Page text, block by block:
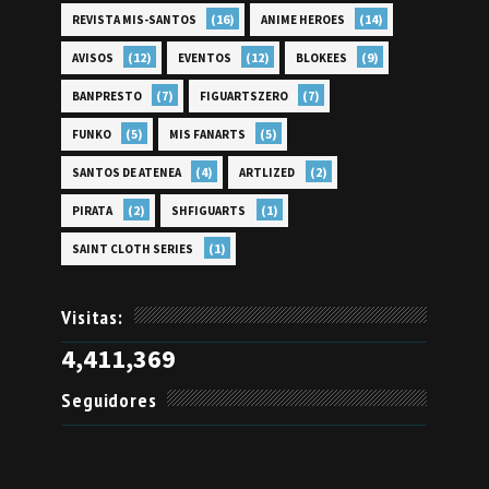
REVISTA MIS-SANTOS (16) ANIME HEROES (14)
AVISOS (12) EVENTOS (12) BLOKEES (9)
BANPRESTO (7) FIGUARTSZERO (7)
FUNKO (5) MIS FANARTS (5)
SANTOS DE ATENEA (4) ARTLIZED (2)
PIRATA (2) SHFIGUARTS (1)
SAINT CLOTH SERIES (1)
Visitas:
4,411,369
Seguidores